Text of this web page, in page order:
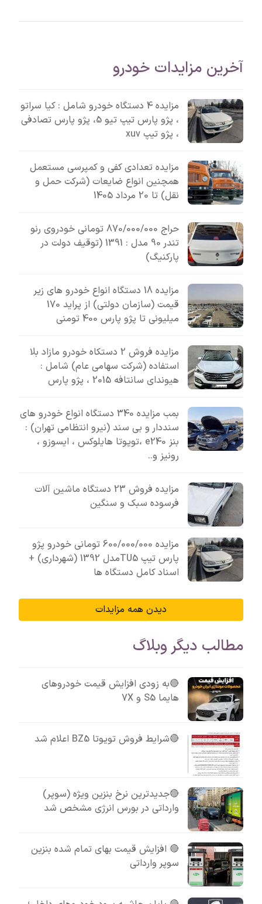
آخرین مزایدات خودرو
مزایده 4 دستگاه خودرو شامل : کیا سراتو
، پژو پارس تیپ تیو 5، پژو پارس تصادفی
، پژو تیپ xuv
مزایده تعدادی کفی و کمپرسی مستعمل
همچنین انواع ضایعات (شرکت حمل و
نقل) تا 20 مرداد 1405
حراج 870/000/000 تومانی خودروی رنو
تندر 90 مدل : 1391 (توقیف دولت در
پارکنیگ)
مزایده 18 دستگاه انواع خودرو های زیر
قیمت (سازمان دولتی) از پراید 170
میلیونی تا پژو پارس 400 تومنی
مزایده فروش 2 دستکاه خودرو مازاد بلا
استفاده (شرکت سهامی عام) شامل :
هیوندای سانتافه 2015 ، پژو پارس
بمب مزایده 340 دستگاه انواع خودرو های
سنددار و بی سند (نیرو انتظامی تهران) :
بنز e240 ،تویوتا هایلوکس ، ایسوزو ،
رونیز و..
مزایده فروش 23 دستگاه ماشین آلات
فرسوده سبک و سنگین
مزایده 600/000/000 تومانی خودرو پژو
پارس تیپ TU5مدل 1392 (شهرداری) +
اسناد کامل دستگاه ها
دیدن همه مزایدات
مطالب دیگر وبلاگ
🔴به زودی افزایش قیمت خودروهای
هایما S5 و 7X
🔴شرایط فروش تویوتا BZ5 اعلام شد
🔴جدیدترین نرخ بنزین ویژه (سوپر)
وارداتی در بورس انرژی مشخص شد
🔴 افزایش قیمت بهای تمام شده بنزین
سوپر وارداتی